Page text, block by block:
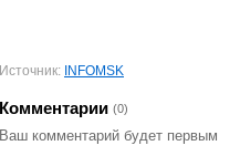
Источник: INFOMSK
Комментарии (0)
Ваш комментарий будет первым